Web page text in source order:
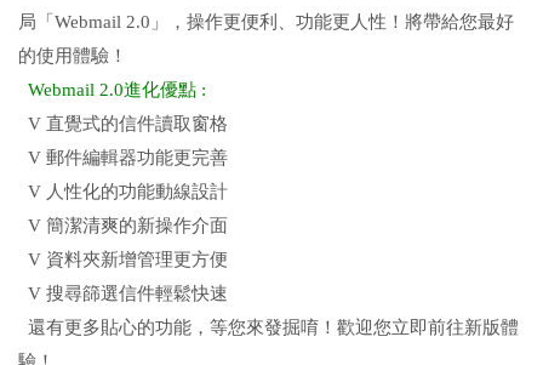
局「Webmail 2.0」，操作更便利、功能更人性！將帶給您最好
的使用體驗！
Webmail 2.0進化優點 :
V 直覺式的信件讀取窗格
V 郵件編輯器功能更完善
V 人性化的功能動線設計
V 簡潔清爽的新操作介面
V 資料夾新增管理更方便
V 搜尋篩選信件輕鬆快速
還有更多貼心的功能，等您來發掘唷！歡迎您立即前往新版體